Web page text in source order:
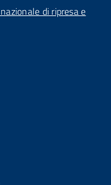
di ripresa e